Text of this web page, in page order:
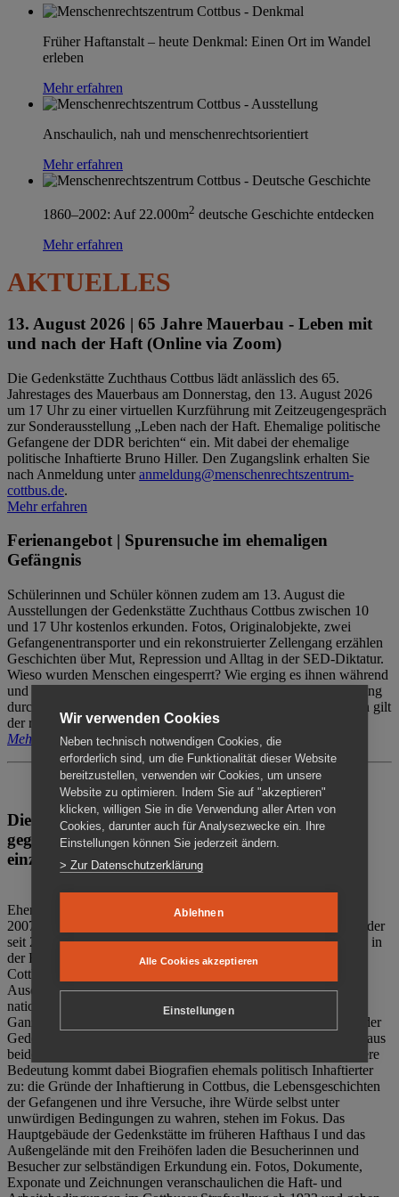
Früher Haftanstalt – heute Denkmal: Einen Ort im Wandel
erleben
Mehr erfahren
Anschaulich, nah und menschenrechtsorientiert
Mehr erfahren
1860–2002: Auf 22.000m2 deutsche Geschichte entdecken
Mehr erfahren
AKTUELLES
13. August 2026 | 65 Jahre Mauerbau - Leben mit
und nach der Haft (Online via Zoom)
Die Gedenkstätte Zuchthaus Cottbus lädt anlässlich des 65.
Jahrestages des Mauerbaus am Donnerstag, den 13. August 2026
um 17 Uhr zu einer virtuellen Kurzführung mit Zeitzeugengespräch
zur Sonderausstellung „Leben nach der Haft. Ehemalige politische
Gefangene der DDR berichten“ ein. Mit dabei der ehemalige
politische Inhaftierte Bruno Hiller. Den Zugangslink erhalten Sie
nach Anmeldung unteranmeldung@menschenrechtszentrum-
cottbus.de.
Mehr erfahren
Ferienangebot | Spurensuche im ehemaligen
Gefängnis
Schülerinnen und Schüler können zudem am 13. August die
Ausstellungen der Gedenkstätte Zuchthaus Cottbus zwischen 10
und 17 Uhr kostenlos erkunden. Fotos, Originalobjekte, zwei
Gefangenentransporter und ein rekonstruierter Zellengang erzählen
Geschichten über Mut, Repression und Alltag in der SED-Diktatur.
Wieso wurden Menschen eingesperrt? Wie erging es ihnen während
und nach der Haft? Der Besuch erfolgt individuell ohne Betreuung
durch das Menschenrechtszentrum Cottbus. Für Begleitpersonen gilt
der reguläre Eintritt (8€ / ermäßigt 5€).
Mehr erfahren
Die Gedenkstätte Zuchthaus Cottbus ist ein Ort
gegen das Vergessen. Anschaulich, nah und
einzigartig.
Ehemalige politische Häftlinge der DDR gründeten im Oktober
2007 den Verein Menschenrechtszentrum Cottbus e. V. (MRZ), der
seit 2011 Eigentümer des ehemaligen Gefängnisses (1860-2002) in
der Bautzener Straße und Träger der Gedenkstätte Zuchthaus
Cottbus ist. Im Zentrum der Arbeit der Gedenkstätte steht die
Auseinandersetzung mit politischem Unrecht während der
nationalsozialistischen Terrorherrschaft und der SED-Diktatur.
Ganzjährig zeigen mehrere Dauer- und Sonderausstellungen in der
Gedenkstätte Zuchthaus Cottbus Beispiele politischen Unrechts aus
beiden deutschen Diktaturen des 20. Jahrhunderts. Eine besondere
Bedeutung kommt dabei Biografien ehemals politisch Inhaftierter
zu: die Gründe der Inhaftierung in Cottbus, die Lebensgeschichten
der Gefangenen und ihre Versuche, ihre Würde selbst unter
unwürdigen Bedingungen zu wahren, stehen im Fokus. Das
Hauptgebäude der Gedenkstätte im früheren Hafthaus I und das
Außengelände mit den Freihöfen laden die Besucherinnen und
Besucher zur selbständigen Erkundung ein. Fotos, Dokumente,
Exponate und Zeichnungen veranschaulichen die Haft- und
Wir verwenden Cookies
Neben technisch notwendigen Cookies, die
erforderlich sind, um die Funktionalität dieser Website
bereitzustellen, verwenden wir Cookies, um unsere
Website zu optimieren. Indem Sie auf "akzeptieren"
klicken, willigen Sie in die Verwendung aller Arten von
Cookies, darunter auch für Analysezwecke ein. Ihre
Einstellungen können Sie jederzeit ändern.
> Zur Datenschutzerklärung
Ablehnen
Alle Cookies akzeptieren
Einstellungen